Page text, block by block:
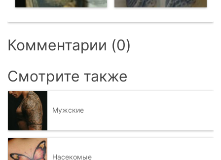
Комментарии (0)
Смотрите также
Мужские
Насекомые